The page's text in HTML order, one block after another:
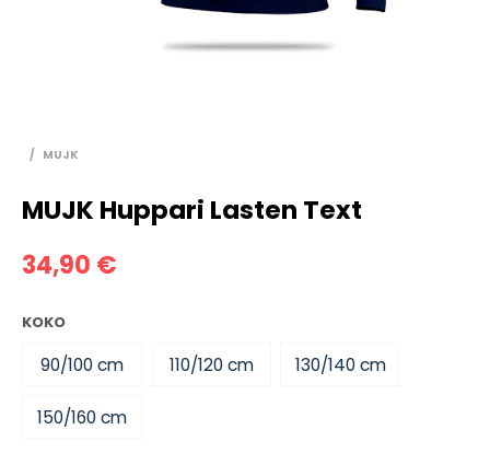
/ MUJK
MUJK Huppari Lasten Text
34,90 €
KOKO
90/100 cm 110/120 cm 130/140 cm
150/160 cm